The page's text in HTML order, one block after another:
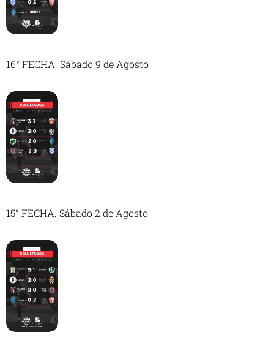
16° FECHA. Sábado 9 de Agosto
15° FECHA. Sábado 2 de Agosto